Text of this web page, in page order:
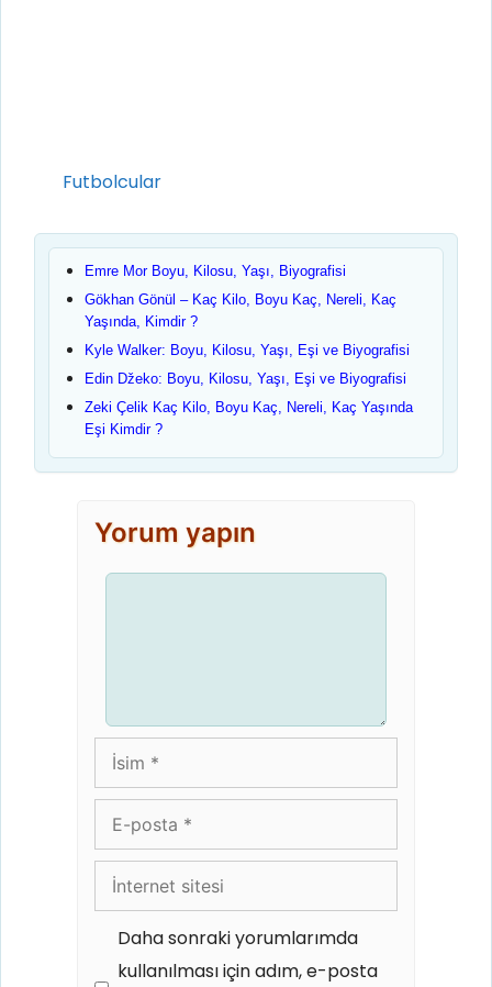
Kategoriler
Futbolcular
Emre Mor Boyu, Kilosu, Yaşı, Biyografisi
Gökhan Gönül – Kaç Kilo, Boyu Kaç, Nereli, Kaç
Yaşında, Kimdir ?
Kyle Walker: Boyu, Kilosu, Yaşı, Eşi ve Biyografisi
Edin Džeko: Boyu, Kilosu, Yaşı, Eşi ve Biyografisi
Zeki Çelik Kaç Kilo, Boyu Kaç, Nereli, Kaç Yaşında
Eşi Kimdir ?
Yorum yapın
İsim
posta
İnternet
sitesi
Daha sonraki yorumlarımda
kullanılması için adım, e-posta